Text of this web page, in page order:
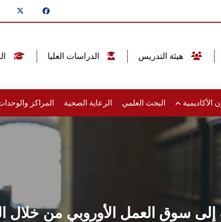
الأكاديمية البحث العلمي الرعاية الصحية المراكز
إلى سوق العمل الأوروبي من خلال